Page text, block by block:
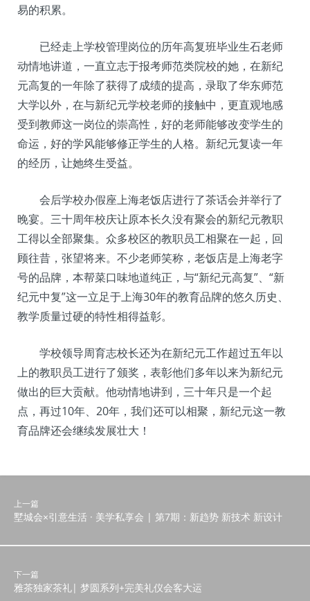
易的积累。
已经走上学校管理岗位的历年高复班毕业生石老师
动情地讲道，一直立志于报考师范类院校的她，在新纪
元高复的一年除了获得了成绩的提高，录取了华东师范
大学以外，在与新纪元学校老师的接触中，更直观地感
受到教师这一岗位的崇高性，好的老师能够改变学生的
命运，好的学风能够修正学生的人格。新纪元复读一年
的经历，让她终生受益。
会后学校办假座上海老饭店进行了茶话会并举行了
晚宴。三十周年校庆让原本长久没有聚会的新纪元教职
工得以全部聚集。众多校区的教职员工相聚在一起，回
顾往昔，张望将来。不少老师笑称，老饭店是上海老字
号的品牌，本帮菜口味地道纯正，与“新纪元高复”、“新
纪元中复”这一立足于上海30年的教育品牌的悠久历史、
教学质量过硬的特性相得益彰。
学校领导周育志校长还为在新纪元工作超过五年以
上的教职员工进行了颁奖，表彰他们多年以来为新纪元
做出的巨大贡献。他动情地讲到，三十年只是一个起
点，再过10年、20年，我们还可以相聚，新纪元这一教
育品牌还会继续发展壮大！
上一篇
墅城会×引意生活 · 美学私享会 | 第7期：新趋势 新技术 新设计
下一篇
雅茶独家茶礼| 梦圆系列+完美礼仪会客大运